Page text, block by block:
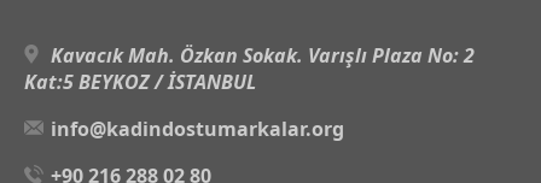
Kavacık Mah. Özkan Sokak. Varışlı Plaza No: 2
Kat:5 BEYKOZ / İSTANBUL
info@kadindostumarkalar.org
+90 216 288 02 80